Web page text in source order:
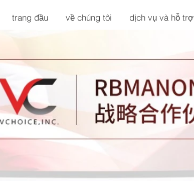
trang đầu về chúng tôi dịch vụ và hỗ trợ